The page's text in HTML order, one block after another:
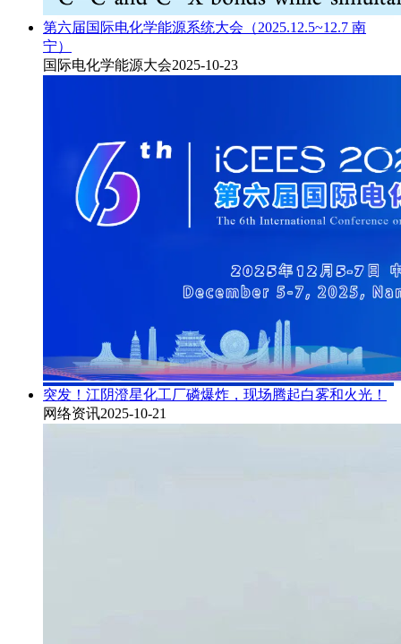
第六届国际电化学能源系统大会（2025.12.5~12.7 南
宁）
国际电化学能源大会2025-10-23
突发！江阴澄星化工厂磷爆炸，现场腾起白雾和火光！
网络资讯2025-10-21